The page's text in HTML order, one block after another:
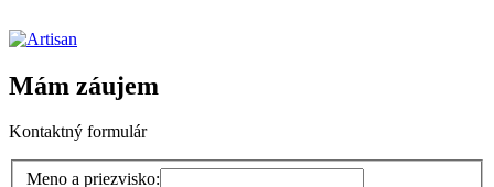
Mám záujem
Kontaktný formulár
Meno a priezvisko: